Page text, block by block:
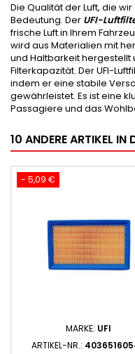
Die Qualität der Luft, die
Bedeutung. Der UFI-
frische Luft in Ihrem
wird aus Materialien mit
und Haltbarkeit
Filterkapazität. Der UFI-
indem er eine stabile
gewährleistet. Es ist eine
Passagiere und das
10 ANDERE ARTIKEL IN
- 5,09 €
MARKE: UFI
ARTIKEL-NR.: